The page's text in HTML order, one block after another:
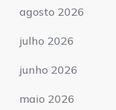
agosto 2026
julho 2026
junho 2026
maio 2026